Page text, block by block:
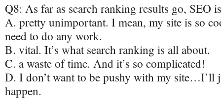
Q8: As far as search ranking results go, SEO
A. pretty unimportant. I mean, my site is so
need to do any work.
B. vital. It’s what search ranking is all about.
C. a waste of time. And it’s so complicated!
D. I don’t want to be pushy with my site…I’ll
happen.